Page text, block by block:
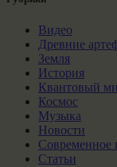
Видео
Древние
Земля
История
Квантовый
Космос
Музыка
Новости
Современное
Статьи